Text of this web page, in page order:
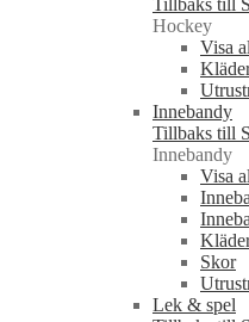
Tillbaks till
Hockey
Visa
Innebandy
Tillbaks till
Innebandy
Visa
Skor
Lek & spel